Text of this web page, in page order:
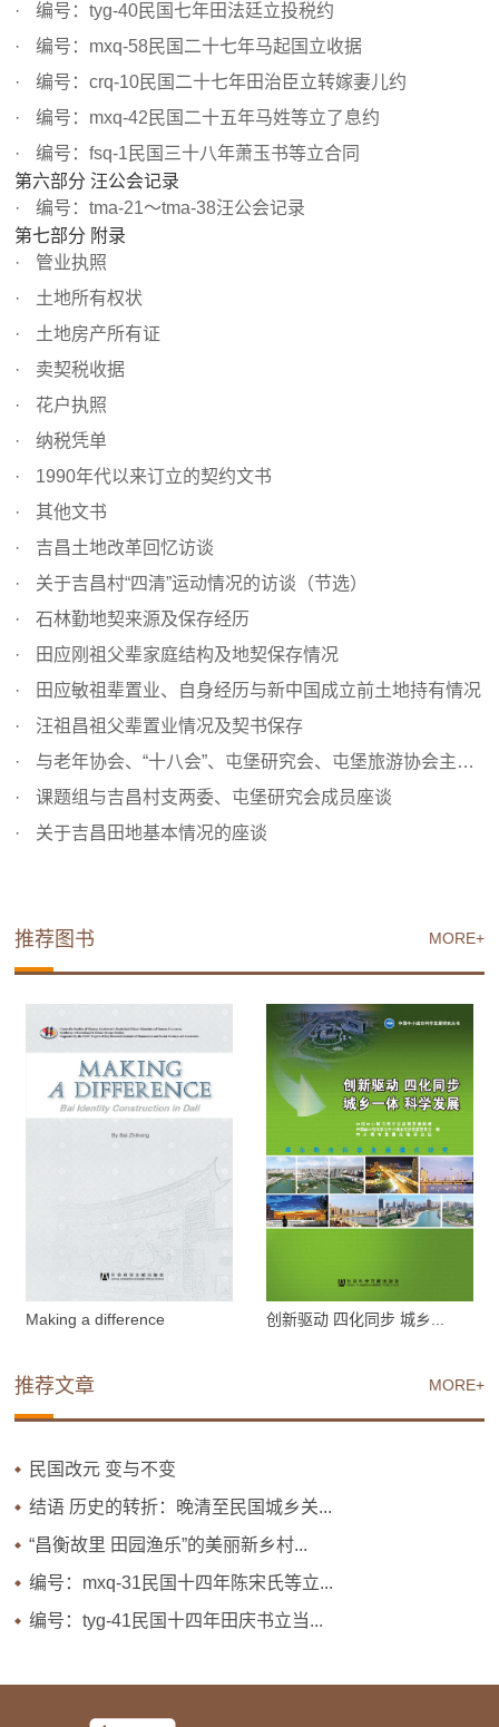
编号：tyg-40民国七年田法廷立投税约
编号：mxq-58民国二十七年马起国立收据
编号：crq-10民国二十七年田治臣立转嫁妻儿约
编号：mxq-42民国二十五年马姓等立了息约
编号：fsq-1民国三十八年萧玉书等立合同
第六部分 汪公会记录
编号：tma-21～tma-38汪公会记录
第七部分 附录
管业执照
土地所有权状
土地房产所有证
卖契税收据
花户执照
纳税凭单
1990年代以来订立的契约文书
其他文书
吉昌土地改革回忆访谈
关于吉昌村“四清”运动情况的访谈（节选）
石林勤地契来源及保存经历
田应刚祖父辈家庭结构及地契保存情况
田应敏祖辈置业、自身经历与新中国成立前土地持有情况
汪祖昌祖父辈置业情况及契书保存
与老年协会、“十八会”、屯堡研究会、屯堡旅游协会主要成...
课题组与吉昌村支两委、屯堡研究会成员座谈
关于吉昌田地基本情况的座谈
MORE+
推荐图书
Making a difference 创新驱动 四化同步 城乡...
MORE+
推荐文章
民国改元 变与不变
结语 历史的转折：晚清至民国城乡关...
“昌衡故里 田园渔乐”的美丽新乡村...
编号：mxq-31民国十四年陈宋氏等立...
编号：tyg-41民国十四年田庆书立当...